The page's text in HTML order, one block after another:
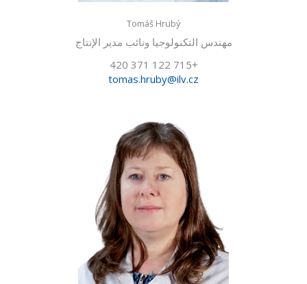
Tomáš Hrubý
مهندس التكنولوجيا ونائب مدير الإنتاج
+420 371 122 715
tomas.hruby@ilv.cz